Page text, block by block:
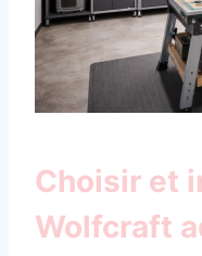
Choisir et
Wolfcraft